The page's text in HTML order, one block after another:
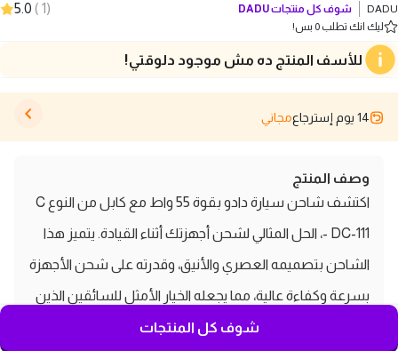
DADU شوف كل منتجاتDADU
(
1
)
5.0
ليك انك تطلب 0 بس!
للأسف المنتج ده مش موجود دلوقتي!
14 يوم إسترجاع مجاني
وصف المنتج
اكتشف شاحن سيارة دادو بقوة 55 واط مع كابل من النوع C
- DC-111، الحل المثالي لشحن أجهزتك أثناء القيادة. يتميز هذا
الشاحن بتصميمه العصري والأنيق، وقدرته على شحن الأجهزة
بسرعة وكفاءة عالية، مما يجعله الخيار الأمثل للسائقين الذين
يحتاجون إلى طاقة إضافية أثناء تنقلاتهم. بفضل تقنيته
شوف كل المنتجات